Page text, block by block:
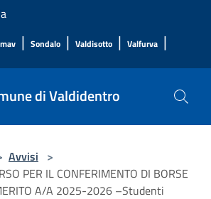
| Sondalo | Valdisotto | Valfurva |
di Valdidentro
Avvisi >
PER IL CONFERIMENTO DI BORSE
A/A 2025-2026 –Studenti